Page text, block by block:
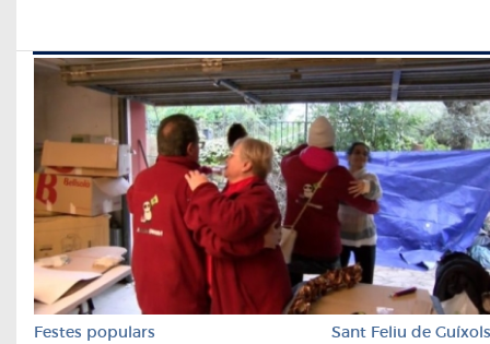
Festes populars Sant Feliu de Guíxols